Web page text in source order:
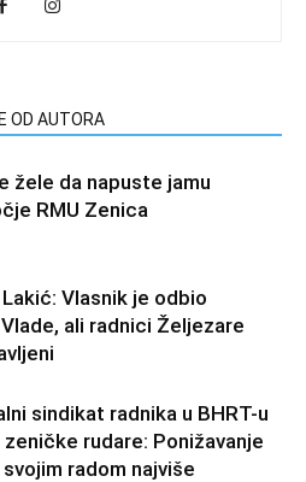
OD AUTORA
žele da napuste jamu
RMU Zenica
Vlasnik je odbio
ali radnici Željezare
sindikat radnika u BHRT-u
rudare: Ponižavanje
radom najviše